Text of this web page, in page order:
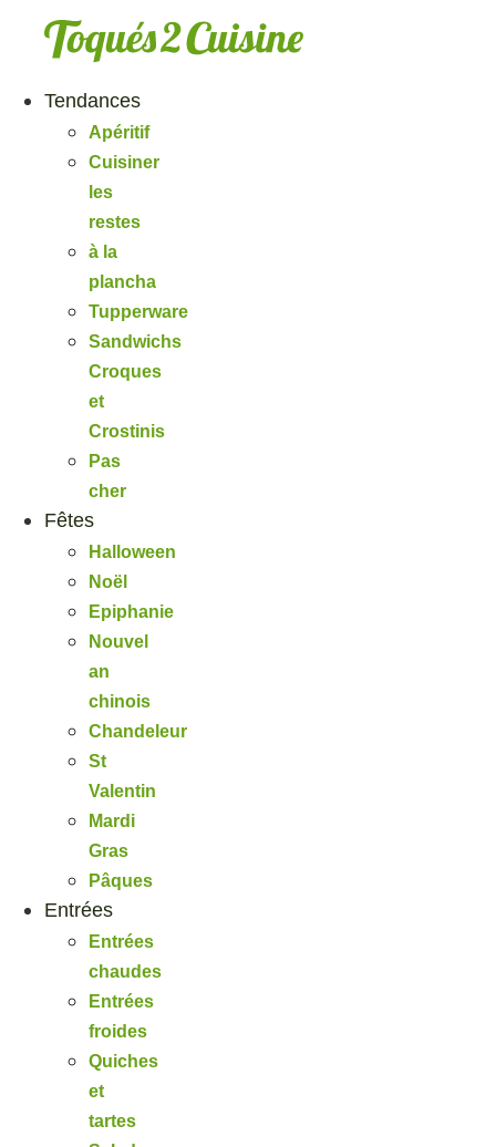
Tendances
Apéritif
Cuisiner
les
restes
à la
plancha
Tupperware
Sandwichs
Croques
et
Crostinis
Pas
cher
Fêtes
Halloween
Noël
Epiphanie
Nouvel
an
chinois
Chandeleur
St
Valentin
Mardi
Gras
Pâques
Entrées
Entrées
chaudes
Entrées
froides
Quiches
et
tartes